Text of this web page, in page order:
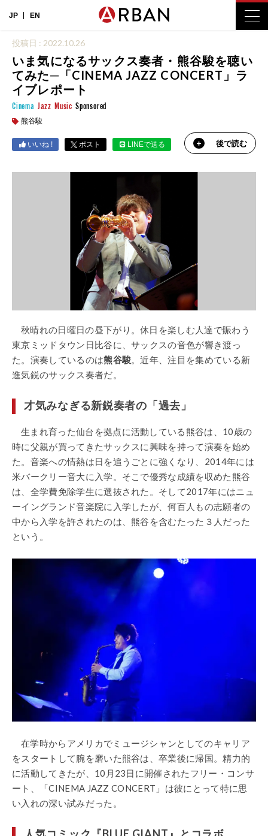
JP EN
投稿日 : 2022.10.26
いま気になるサックス奏者・熊谷駿を聴い
てみた─「CINEMA JAZZ CONCERT」ラ
イブレポート
Cinema Jazz Music Sponsored
熊谷駿
いいね ! ポスト LINEで送る 後で読む
秋晴れの日曜日の昼下がり。休日を楽しむ人達で賑わう
東京ミッドタウン日比谷に、サックスの音色が響き渡っ
た。演奏しているのは熊谷駿 。近年、注目を集めている新
進気鋭のサックス奏者だ。
才気みなぎる新鋭奏者の「過去」
生まれ育った仙台を拠点に活動している熊谷は、10歳の
時に父親が買ってきたサックスに興味を持って演奏を始め
た。音楽への情熱は日を追うごとに強くなり、2014年には
米バークリー音大に入学。そこで優秀な成績を収めた熊谷
は、全学費免除学生に選抜された。そして2017年にはニュ
ーイングランド音楽院に入学したが、何百人もの志願者の
中から入学を許されたのは、熊谷を含むたった３人だった
という。
在学時からアメリカでミュージシャンとしてのキャリア
をスタートして腕を磨いた熊谷は、卒業後に帰国。精力的
に活動してきたが、10月23日に開催されたフリー・コンサ
ート、「CINEMA JAZZ CONCERT」は彼にとって特に思
い入れの深い試みだった。
人気コミック『BLUE GIANT』とコラボ